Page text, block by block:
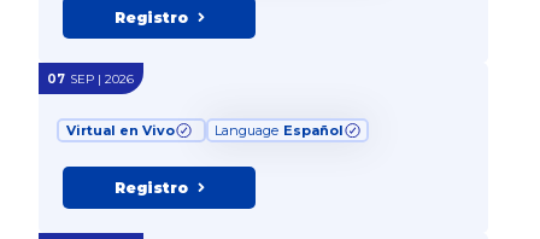
Registro
07 SEP | 2026
Virtual en Vivo Language Español
Registro